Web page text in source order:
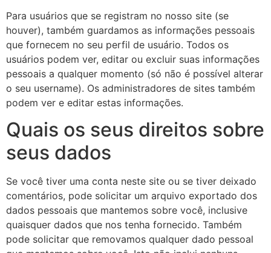
Para usuários que se registram no nosso site (se
houver), também guardamos as informações pessoais
que fornecem no seu perfil de usuário. Todos os
usuários podem ver, editar ou excluir suas informações
pessoais a qualquer momento (só não é possível alterar
o seu username). Os administradores de sites também
podem ver e editar estas informações.
Quais os seus direitos sobre
seus dados
Se você tiver uma conta neste site ou se tiver deixado
comentários, pode solicitar um arquivo exportado dos
dados pessoais que mantemos sobre você, inclusive
quaisquer dados que nos tenha fornecido. Também
pode solicitar que removamos qualquer dado pessoal